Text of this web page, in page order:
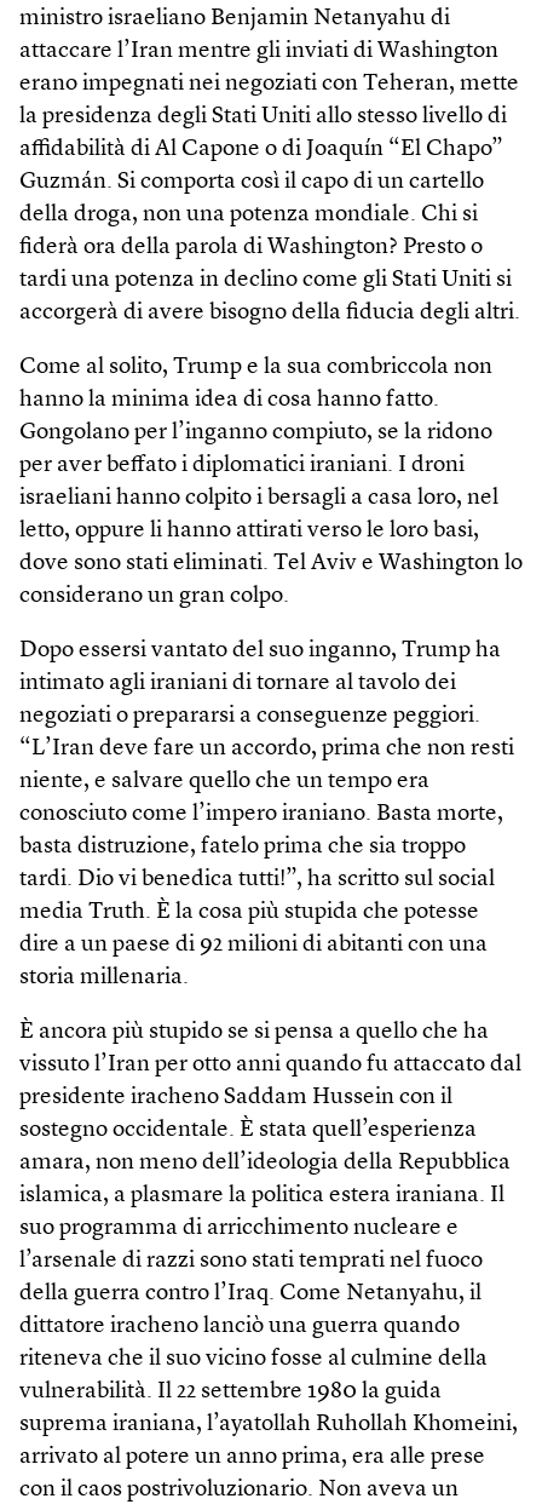
ministro israeliano Benjamin Netanyahu di
attaccare l’Iran mentre gli inviati di Washington
erano impegnati nei negoziati con Teheran, mette
la presidenza degli Stati Uniti allo stesso livello di
affidabilità di Al Capone o di Joaquín “El Chapo”
Guzmán. Si comporta così il capo di un cartello
della droga, non una potenza mondiale. Chi si
fiderà ora della parola di Washington? Presto o
tardi una potenza in declino come gli Stati Uniti si
accorgerà di avere bisogno della fiducia degli altri.
Come al solito, Trump e la sua combriccola non
hanno la minima idea di cosa hanno fatto.
Gongolano per l’inganno compiuto, se la ridono
per aver beffato i diplomatici iraniani. I droni
israeliani hanno colpito i bersagli a casa loro, nel
letto, oppure li hanno attirati verso le loro basi,
dove sono stati eliminati. Tel Aviv e Washington lo
considerano un gran colpo.
Dopo essersi vantato del suo inganno, Trump ha
intimato agli iraniani di tornare al tavolo dei
negoziati o prepararsi a conseguenze peggiori.
“L’Iran deve fare un accordo, prima che non resti
niente, e salvare quello che un tempo era
conosciuto come l’impero iraniano. Basta morte,
basta distruzione, fatelo prima che sia troppo
tardi. Dio vi benedica tutti!”, ha scritto sul social
media Truth. È la cosa più stupida che potesse
dire a un paese di 92 milioni di abitanti con una
storia millenaria.
È ancora più stupido se si pensa a quello che ha
vissuto l’Iran per otto anni quando fu attaccato dal
presidente iracheno Saddam Hussein con il
sostegno occidentale. È stata quell’esperienza
amara, non meno dell’ideologia della Repubblica
islamica, a plasmare la politica estera iraniana. Il
suo programma di arricchimento nucleare e
l’arsenale di razzi sono stati temprati nel fuoco
della guerra contro l’Iraq. Come Netanyahu, il
dittatore iracheno lanciò una guerra quando
riteneva che il suo vicino fosse al culmine della
vulnerabilità. Il 22 settembre 1980 la guida
suprema iraniana, l’ayatollah Ruhollah Khomeini,
arrivato al potere un anno prima, era alle prese
con il caos postrivoluzionario. Non aveva un